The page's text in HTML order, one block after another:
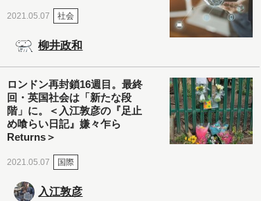
2021.05.07 社会
柳井政和
ロンドン再封鎖16週目。最終
回・英国社会は「新たな段
階」に。＜入江敦彦の『足止
め喰らい日記』嫌々乍ら
Returns＞
2021.05.07 国際
入江敦彦